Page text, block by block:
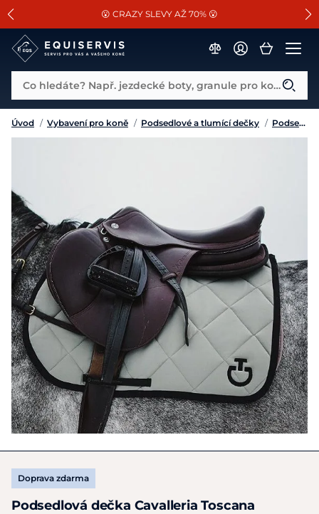
SLEVA 13% na vše od Cassini!
😮 CRAZY SLEVY AŽ 70% 😮
📐Pasování a doplňky k vybraným sedlům ZDARMA 🐴
Co hledáte? Např. jezdecké boty, granule pro koně...
Úvod / Vybavení pro koně / Podsedlové a tlumící dečky / Podsedlové dečky
Doprava zdarma
Podsedlová dečka Cavalleria Toscana